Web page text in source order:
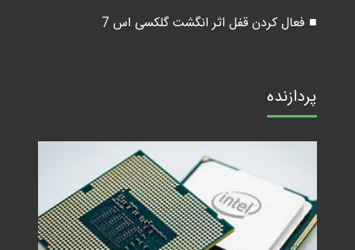
■ فعال کردن قفل اثر انگشت گلکسی اس 7
پردازنده